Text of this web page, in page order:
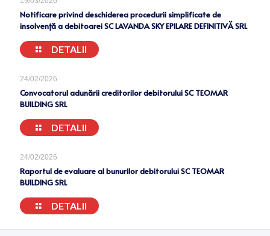
Notificare privind deschiderea procedurii simplificate de
insolvență a debitoarei SC LAVANDA SKY EPILARE DEFINITIVĂ SRL
DETALII
24/02/2026
Convocatorul adunării creditorilor debitorului SC TEOMAR
BUILDING SRL
DETALII
24/02/2026
Raportul de evaluare al bunurilor debitorului SC TEOMAR
BUILDING SRL
DETALII